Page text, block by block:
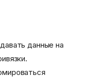
данные на